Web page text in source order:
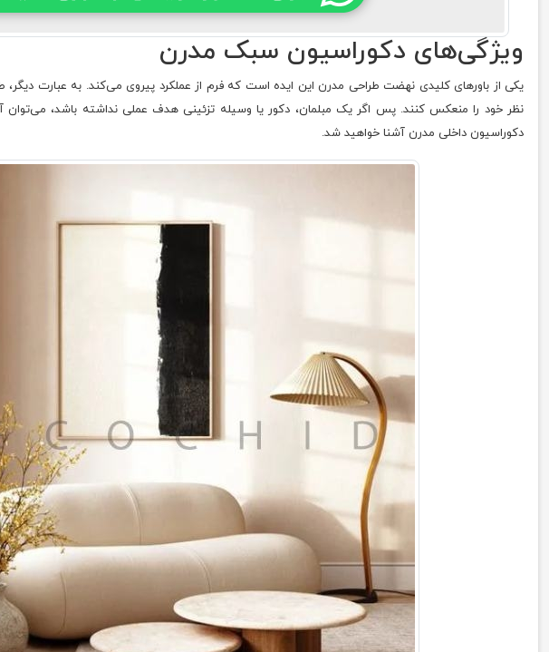
ویژگی‌های دکوراسیون سبک مدرن
یکی از باورهای کلیدی نهضت طراحی مدرن این ایده است که فرم از عملکرد پیروی می‌کند. به عبارت دیگر،
نظر خود را منعکس کنند. پس اگر یک مبلمان، دکور یا وسیله تزئینی هدف عملی نداشته باشد، می‌توان
دکوراسیون داخلی مدرن آشنا خواهید شد.